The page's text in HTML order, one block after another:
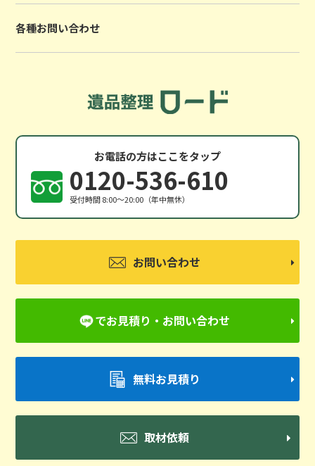
各種お問い合わせ
お電話の方はここをタップ
0120-536-610
受付時間 8:00〜20:00（年中無休）
お問い合わせ
でお見積り・お問い合わせ
無料お見積り
取材依頼